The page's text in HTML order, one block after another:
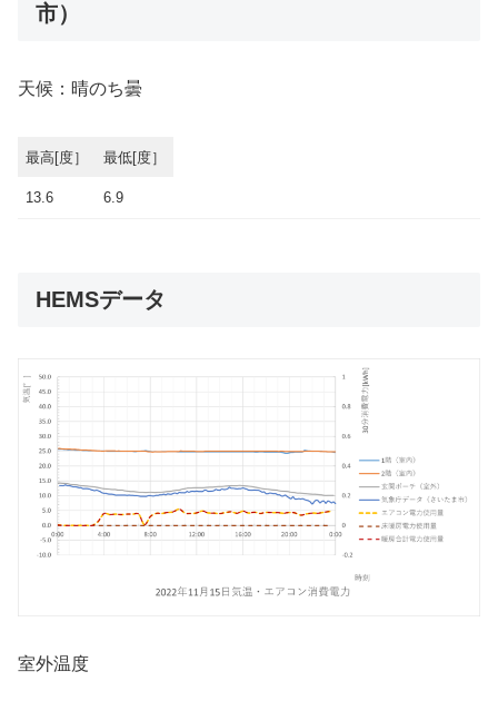
市）
天候：晴のち曇
最高[度］ 最低[度］
13.6 6.9
HEMSデータ
室外温度